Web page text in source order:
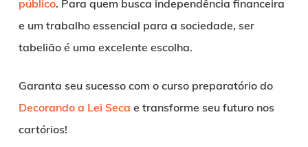
público. Para quem busca independência financeira
e um trabalho essencial para a sociedade, ser
tabelião é uma excelente escolha.
Garanta seu sucesso com o curso preparatório do
Decorando a Lei Seca e transforme seu futuro nos
cartórios!